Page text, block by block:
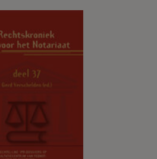
variaties.
optie
kan
gekozen
op
productpagina